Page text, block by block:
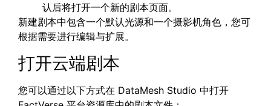
认后将打开一个新的剧本页面。
新建剧本中包含一个默认光源和一个摄影机角色，您可
根据需要进行编辑与扩展。
打开云端剧本
您可以通过以下方式在 DataMesh Studio 中打开